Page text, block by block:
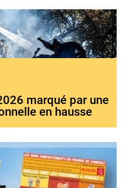
marqué par une
en hausse